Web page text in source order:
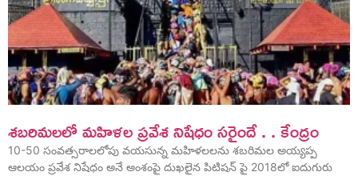
శబరిమలలో మహిళల ప్రవేశ నిషేధం సరైందే . . కేంద్రం
10-50 సంవత్సరాలలోపు వయసున్న మహిళలలను శబరిమల అయ్యప్ప
ఆలయం ప్రవేశ నిషేధం అనే అంశంపై దుఖలైన పిటిషన్ పై 2018లో ఐదుగురు